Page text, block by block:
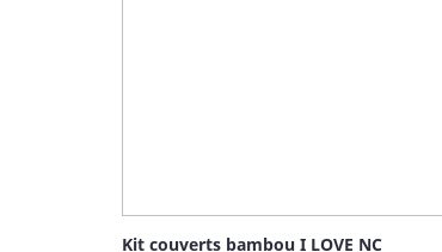
Kit couverts bambou I LOVE NC